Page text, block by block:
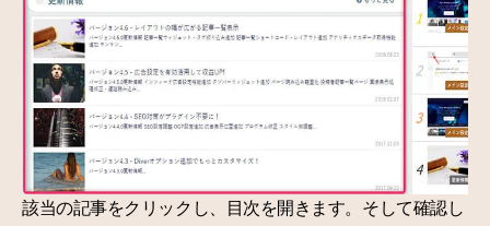
該当の記事をクリックし、目次を開きます。そして確認し